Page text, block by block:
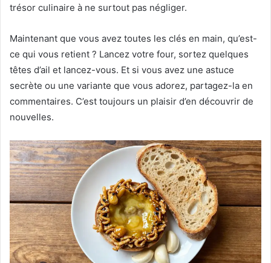
trésor culinaire à ne surtout pas négliger.
Maintenant que vous avez toutes les clés en main, qu’est-
ce qui vous retient ? Lancez votre four, sortez quelques
têtes d’ail et lancez-vous. Et si vous avez une astuce
secrète ou une variante que vous adorez, partagez-la en
commentaires. C’est toujours un plaisir d’en découvrir de
nouvelles.